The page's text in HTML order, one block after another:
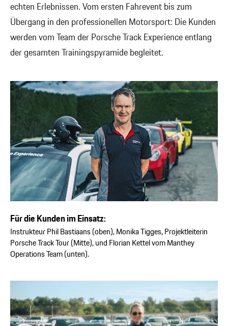
echten Erlebnissen. Vom ersten Fahrevent bis zum
Übergang in den professionellen Motorsport: Die Kunden
werden vom Team der Porsche Track Experience entlang
der gesamten Trainingspyramide begleitet.
Für die Kunden im Einsatz:
Instrukteur Phil Bastiaans (oben), Monika Tigges, Projektleiterin
Porsche Track Tour (Mitte), und Florian Kettel vom Manthey
Operations Team (unten).